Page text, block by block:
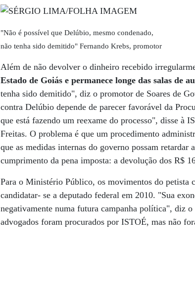
"Não é possível que Delúbio, mesmo condenado,
não tenha sido demitido" Fernando Krebs, promotor
Além de não devolver o dinheiro recebido
Estado de Goiás e permanece longe das salas de
tenha sido demitido", diz o promotor de Soares de
contra Delúbio depende de parecer favorável da
que está fazendo um reexame do processo", disse à
Freitas. O problema é que um procedimento
que as medidas internas do governo possam
cumprimento da pena imposta: a devolução dos R$
Para o Ministério Público, os movimentos do petista
candidatar- se a deputado federal em 2010. "Sua
negativamente numa futura campanha política", diz
advogados foram procurados por ISTOÉ, mas não